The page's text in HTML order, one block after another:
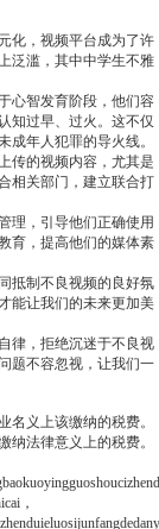
化，视频平台成为了许
泛滥，其中中学生不雅
心智发育阶段，他们容
知过早、过火。这不仅
成年人犯罪的导火线。
传的视频内容，尤其是
相关部门，建立联合打
理，引导他们正确使用
育，提高他们的媒体素
抵制不良视频的良好氛
能让我们的未来更加美
律，拒绝沉迷于不良视
题不容忽视，让我们一
义上该缴纳的税费。
纳法律意义上的税费。
，